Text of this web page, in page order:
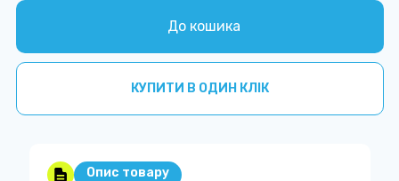
До кошика
КУПИТИ В ОДИН КЛІК
Опис товару